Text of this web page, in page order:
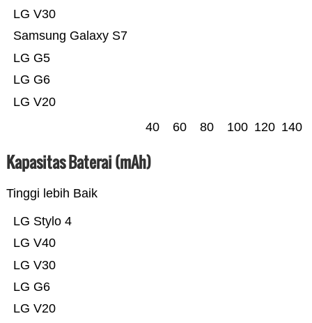
LG V20
LG G6
LG G5
Samsung Galaxy S7
LG V30
40 60 80 100 120 140
Kapasitas Baterai (mAh)
Tinggi lebih Baik
LG V20
LG G6
LG V30
LG V40
LG Stylo 4